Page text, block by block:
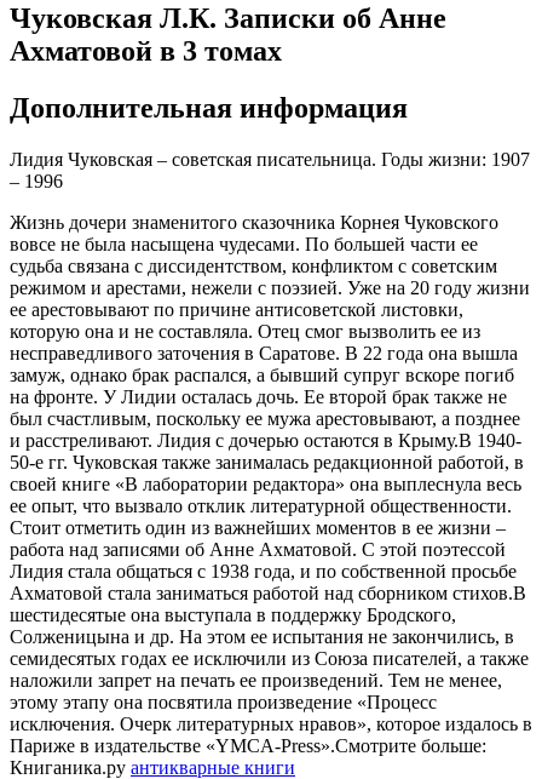
Чуковская Л.К. Записки об Анне
Ахматовой в 3 томах
Дополнительная информация
Лидия Чуковская – советская писательница. Годы жизни: 1907
– 1996
Жизнь дочери знаменитого сказочника Корнея Чуковского
вовсе не была насыщена чудесами. По большей части ее
судьба связана с диссидентством, конфликтом с советским
режимом и арестами, нежели с поэзией. Уже на 20 году жизни
ее арестовывают по причине антисоветской листовки,
которую она и не составляла. Отец смог вызволить ее из
несправедливого заточения в Саратове. В 22 года она вышла
замуж, однако брак распался, а бывший супруг вскоре погиб
на фронте. У Лидии осталась дочь. Ее второй брак также не
был счастливым, поскольку ее мужа арестовывают, а позднее
и расстреливают. Лидия с дочерью остаются в Крыму.В 1940-
50-е гг. Чуковская также занималась редакционной работой, в
своей книге «В лаборатории редактора» она выплеснула весь
ее опыт, что вызвало отклик литературной общественности.
Стоит отметить один из важнейших моментов в ее жизни –
работа над записями об Анне Ахматовой. С этой поэтессой
Лидия стала общаться с 1938 года, и по собственной просьбе
Ахматовой стала заниматься работой над сборником стихов.В
шестидесятые она выступала в поддержку Бродского,
Солженицына и др. На этом ее испытания не закончились, в
семидесятых годах ее исключили из Союза писателей, а также
наложили запрет на печать ее произведений. Тем не менее,
этому этапу она посвятила произведение «Процесс
исключения. Очерк литературных нравов», которое издалось в
Париже в издательстве «YMCA-Press».Смотрите больше:
Книганика.ру антикварные книги